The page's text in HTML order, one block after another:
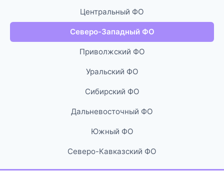
Центральный ФО
Северо-Западный ФО
Приволжский ФО
Уральский ФО
Сибирский ФО
Дальневосточный ФО
Южный ФО
Северо-Кавказский ФО